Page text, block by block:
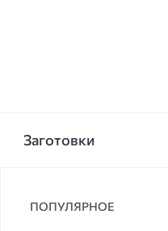
Заготовки
ПОПУЛЯРНОЕ